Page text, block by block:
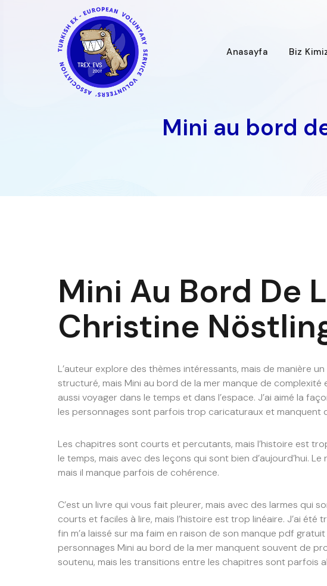
Anasayfa Biz
Mini au bord
Mini Au Bord De
Christine
L’auteur explore des thèmes intéressants, mais de manière
structuré, mais Mini au bord de la mer manque de
aussi voyager dans le temps et dans l’espace. J’ai aimé la
les personnages sont parfois trop caricaturaux et manquent
Les chapitres sont courts et percutants, mais l’histoire est
le temps, mais avec des leçons qui sont bien d’aujourd’hui.
mais il manque parfois de cohérence.
C’est un livre qui vous fait pleurer, mais avec des larmes qui
courts et faciles à lire, mais l’histoire est trop linéaire. J’ai
fin m’a laissé sur ma faim en raison de son manque pdf
personnages Mini au bord de la mer manquent souvent de
soutenu, mais les transitions entre les chapitres sont parfois